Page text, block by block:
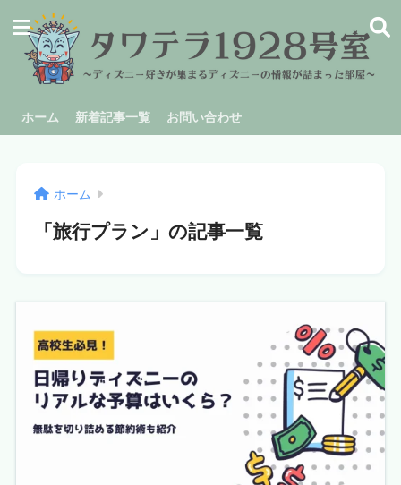
ホーム 新着記事一覧 お問い合わせ
ホーム
「旅行プラン」の記事一覧